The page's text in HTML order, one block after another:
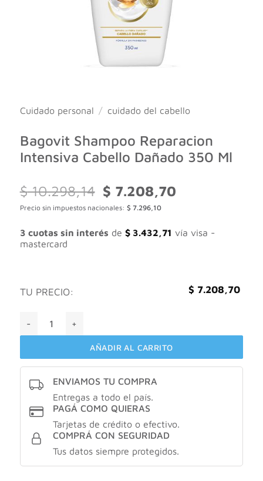
Cuidado personal / cuidado del cabello
Bagovit Shampoo Reparacion
Intensiva Cabello Dañado 350 Ml
$10.298,14
El
precio
original
$ 10.298,14.
$ 7.208,70El
$ 7.208,70.
Precio sin impuestos nacionales: $ 7.296,10
3 cuotas sin interés de $3.432,71 vía visa -
mastercard
TU PRECIO: $ 7.208,70
AÑADIR AL CARRITO
ENVIAMOS TU COMPRA
Entregas a todo el país.
PAGÁ COMO QUIERAS
Tarjetas de crédito o efectivo.
COMPRÁ CON SEGURIDAD
Tus datos siempre protegidos.